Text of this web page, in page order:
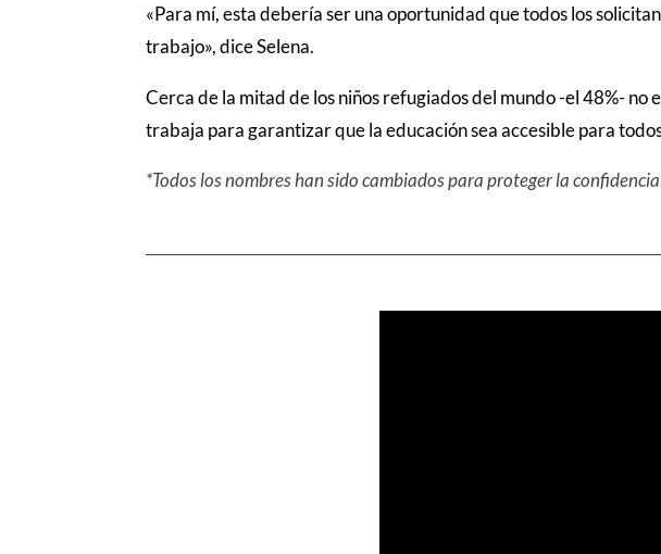
«Para mí, esta debería ser una oportunidad que todos los
trabajo», dice Selena.
Cerca de la mitad de los niños refugiados del mundo -el 48%- no
trabaja para garantizar que la educación sea accesible para
*Todos los nombres han sido cambiados para proteger la